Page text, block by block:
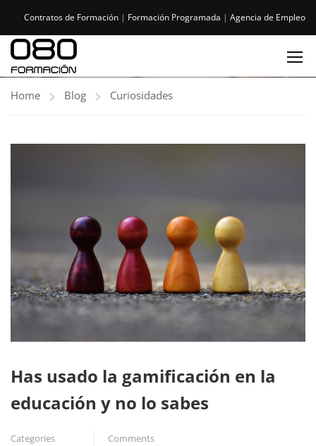
Contratos de Formación | Formación Programada | Agencia de Empleo
Home Blog Curiosidades
Has usado la gamificación en la
educación y no lo sabes
Categories Comments